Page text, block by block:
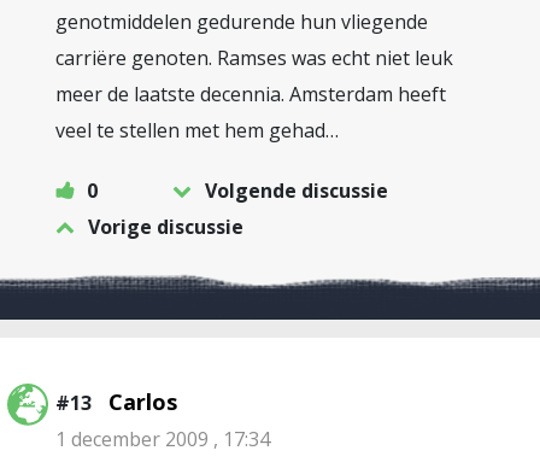
genotmiddelen gedurende hun vliegende
carriëre genoten. Ramses was echt niet leuk
meer de laatste decennia. Amsterdam heeft
veel te stellen met hem gehad…
0
Volgende discussie
Vorige discussie
#13 Carlos
1 december 2009 , 17:34